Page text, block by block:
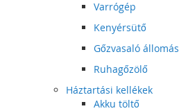
Varrógép
Kenyérsütő
Gőzvasaló állomás
Ruhagőzölő
Háztartási kellékek
Akku töltő